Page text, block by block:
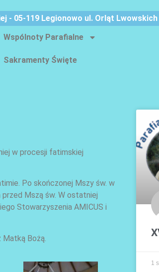
- 05-119 Legionowo ul. Orląt Lwowskich
Wspólnoty Parafialne
Sakramenty Święte
w procesji fatimskiej
Po skończonej Mszy św. w
Mszą św. W ostatniej
Stowarzyszenia AMICUS i
Bożą.
1